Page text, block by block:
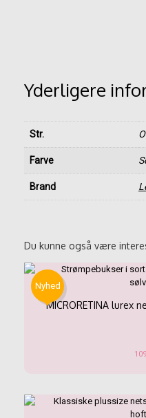
Yderligere
Str.
Farve
Brand
Du kunne også være
Nyhed
MICRORETINA lurex